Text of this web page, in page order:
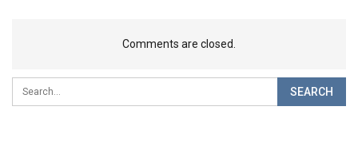
Comments are closed.